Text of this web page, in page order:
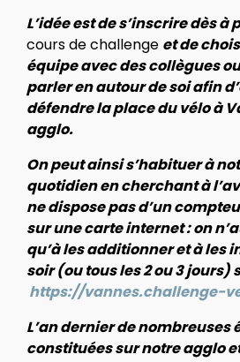
L’idée est de s’inscrire dès à
cours de challenge et de
équipe avec des collègues
parler en autour de soi afin
défendre la place du vélo à
agglo.
On peut ainsi s’habituer à
quotidien en cherchant à
ne dispose pas d’un
sur une carte internet : on
qu’à les additionner et à les
soir (ou tous les 2 ou 3 jours)
https://vannes.challenge-
L’an dernier de nombreuses
constituées sur notre agglo